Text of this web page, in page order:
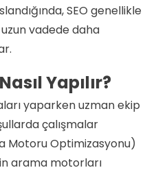
SEO genellikle
vadede daha
Yapılır?
yaparken uzman ekip
çalışmalar
Motoru Optimizasyonu)
arama motorları